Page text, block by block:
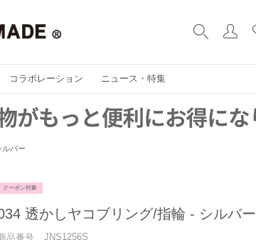
コラボレーション ニュース・特集
バー
クーポン対象
透かしヤコブリング/指輪 - シルバー
品番号 JNS1256S